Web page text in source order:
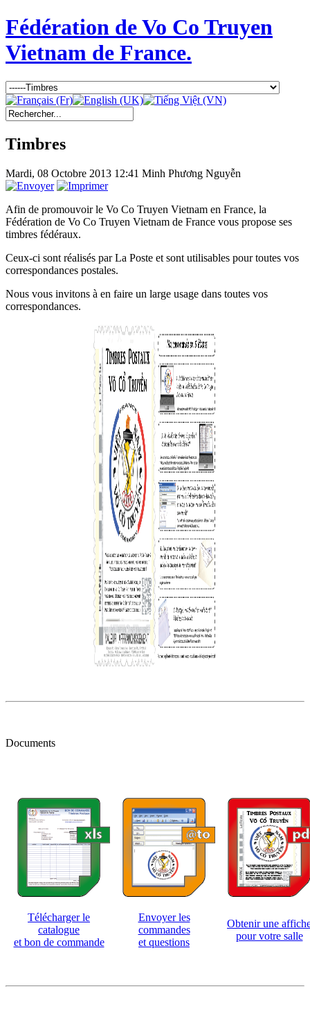
Fédération de Vo Co Truyen
Vietnam de France.
Timbres
Mardi, 08 Octobre 2013 12:41 Minh Phương Nguyễn
Afin de promouvoir le Vo Co Truyen Vietnam en France, la
Fédération de Vo Co Truyen Vietnam de France vous propose ses
timbres fédéraux.
Ceux-ci sont réalisés par La Poste et sont utilisables pour toutes vos
correspondances postales.
Nous vous invitons à en faire un large usage dans toutes vos
correspondances.
Documents
Télécharger le
catalogue
et bon de commande
Envoyer les
commandes
et questions
Obtenir une
pour votre salle